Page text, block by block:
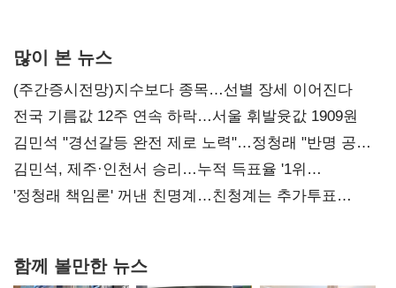
많이 본 뉴스
(주간증시전망)지수보다 종목…선별 장세 이어진다
전국 기름값 12주 연속 하락…서울 휘발윳값 1909원
김민석 "경선갈등 완전 제로 노력"…정청래 "반명 공세
사과부터"
김민석, 제주·인천서 승리…누적 득표율 '1위
탈환'(종합)
'정청래 책임론' 꺼낸 친명계…친청계는 추가투표
함께 볼만한 뉴스